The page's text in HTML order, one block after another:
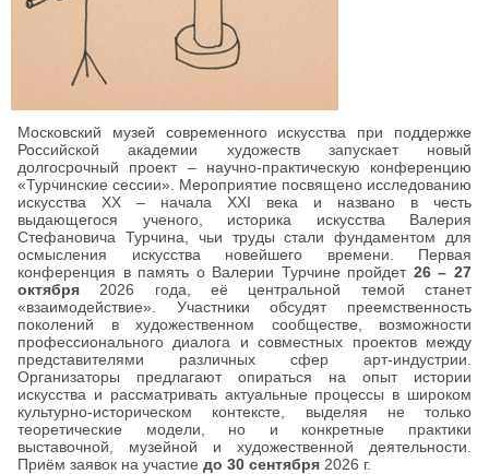
Московский музей современного искусства при поддержке
Российской академии художеств запускает новый
долгосрочный проект – научно-практическую конференцию
«Турчинские сессии». Мероприятие посвящено исследованию
искусства XX – начала XXI века и названо в честь
выдающегося ученого, историка искусства Валерия
Стефановича Турчина, чьи труды стали фундаментом для
осмысления искусства новейшего времени. Первая
конференция в память о Валерии Турчине пройдет26 – 27
октября 2026 года, её центральной темой станет
«взаимодействие». Участники обсудят преемственность
поколений в художественном сообществе, возможности
профессионального диалога и совместных проектов между
представителями различных сфер арт-индустрии.
Организаторы предлагают опираться на опыт истории
искусства и рассматривать актуальные процессы в широком
культурно-историческом контексте, выделяя не только
теоретические модели, но и конкретные практики
выставочной, музейной и художественной деятельности.
Приём заявок на участие до 30 сентября 2026 г.